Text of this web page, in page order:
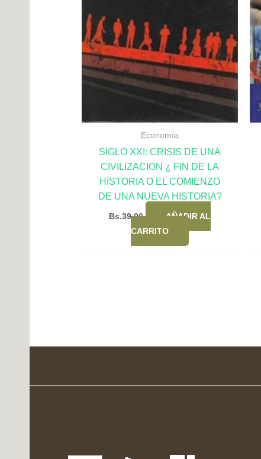
Economía
SIGLO XXI: CRISIS DE UNA
CIVILIZACION ¿ FIN DE LA
HISTORIA O EL COMIENZO
DE UNA NUEVA HISTORIA?
Bs.39,00
AÑADIR AL
CARRITO